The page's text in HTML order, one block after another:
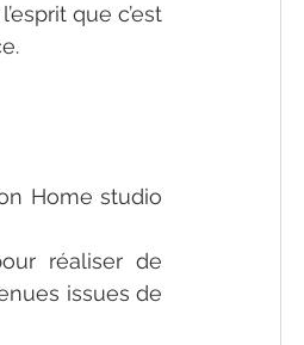
que c’est
Home studio
réaliser de
issues de